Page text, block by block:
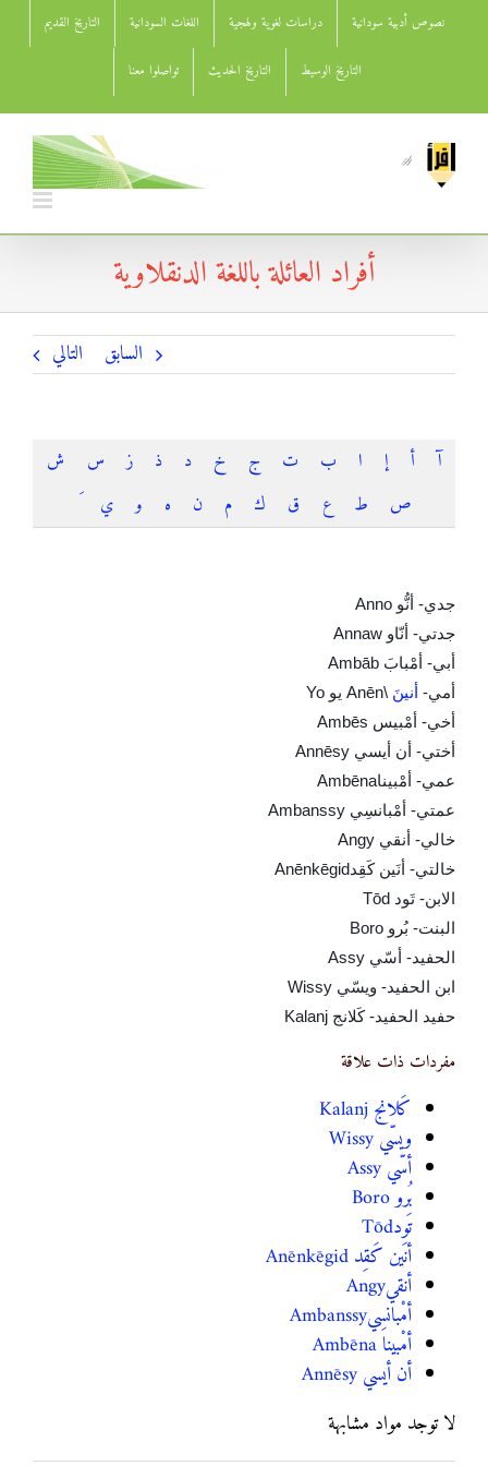
نصوص أدبية سودانية دراسات لغوية ولهجية اللغات السودانية التاريخ القديم
التاريخ الوسيط التاريخ الحديث تواصلوا معنا
أفراد العائلة باللغة الدنقلاوية
السابق التالي
آ أ إ ا ب ت ج خ د ذ ز س
ش
ص
ط ع ق ك م ن ه و ي
جدي- أنُّو Anno
جدتي- أنّاو Annaw
أبي- أمْبابَ Ambāb
أمي- أنين Anēn\ يو Yo
أخي- أمْبيس Ambēs
أختي- أن أيسي Annēsy
عمي- أمْبيناAmbēna
عمتي- أمْبانسِي Ambanssy
خالي- أنقي Angy
خالتي- أنَين كَقِدAnēnkēgid
الابن- تَود Tōd
البنت- بُرو Boro
الحفيد- أسّي Assy
ابن الحفيد- ويسّي Wissy
حفيد الحفيد- كَلانج Kalanj
مفردات ذات علاقة
كَلانج ‎ Kalanj
ويسّي ‎ Wissy
أسّي ‎ Assy
بُرو ‎ Boro
تَود‎ Tōd
أنَين كَقِد ‎ Anēnkēgid
أنقي‎ Angy
أمْبانسِي‎ Ambanssy
أمْبينا ‎ Ambēna
أن أيسي ‎ Annēsy
لا توجد مواد مشابهة